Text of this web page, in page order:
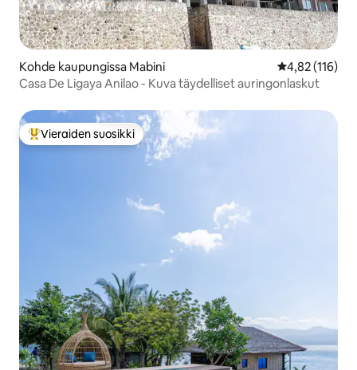
Kohde kaupungissa Mabini
4,82 (116)
Casa De Ligaya Anilao - Kuva täydelliset auringonlaskut
Vieraiden suosikkien parhaimmistoa
Vieraiden suosikki